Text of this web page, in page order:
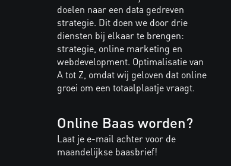
doelen naar een data gedreven
strategie. Dit doen we door drie
diensten bij elkaar te brengen:
strategie, online marketing en
webdevelopment. Optimalisatie van
A tot Z, omdat wij geloven dat online
groei om een totaalplaatje vraagt.
Online Baas worden?
Laat je e-mail achter voor de
maandelijkse baasbrief!